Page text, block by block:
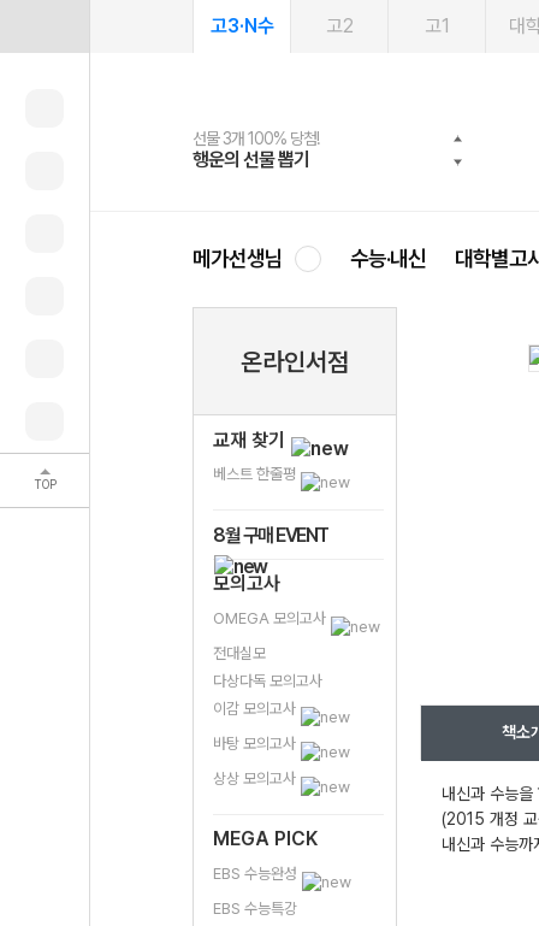
TOP
고3·N수 고2 고1 대
선물 3개 100% 당첨!
행운의 선물 뽑기
선물 100% 증정!
메가스터디 X 올리브
여름방학 스터디 캐시백
메가런 썸머스쿨
2027 러셀 단과
강사 공개선발
스마트러닝앱
설문 EVENT
메가패스
3일 무료 체험권
메가패스 수강생 무료혜택!
메가클럽 멤버십
사회공헌 캠페인
희망이룸 메가나눔
메가선생님 수능·내신 대학별고
온라인서점
교재 찾기
베스트 한줄평
8월 구매 EVENT
모의고사
OMEGA 모의고사
전대실모
다상다독 모의고사
이감 모의고사
바탕 모의고사
상상 모의고사
MEGA PICK
EBS 수능완성
EBS 수능특강
책소
내신과 수능을
(2015 개정 교
내신과 수능